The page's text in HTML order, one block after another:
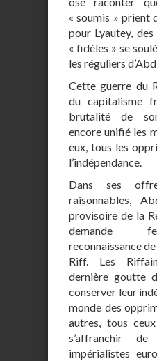
« soumis » prient
pour Lyautey,
« fidèles » se
les réguliers
Cette guerre du
du capitalisme
brutalité de
encore unifié les
eux, tous les
l’indépendance.
Dans ses
raisonnables,
provisoire de la
demande
reconnaissance
Riff. Les
dernière goutte
conserver leur
monde des
autres, tous
s’affranchir
impérialistes